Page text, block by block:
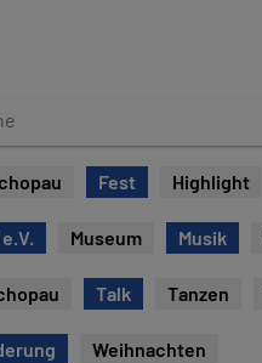
Fest Highlight
Museum Musik
Talk Tanzen
Weihnachten